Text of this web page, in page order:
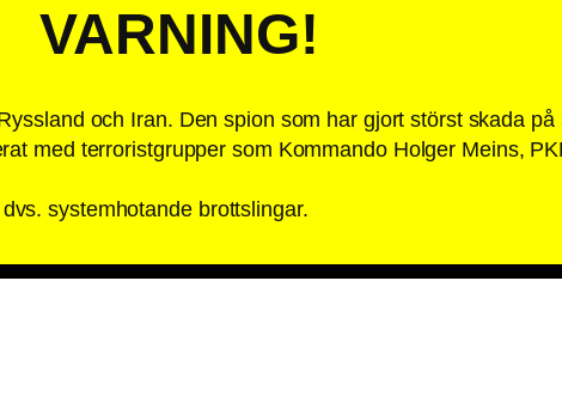
VARNING!
och Iran. Den spion som har gjort störst skada på
med terroristgrupper som Kommando Holger Meins,
systemhotande brottslingar.